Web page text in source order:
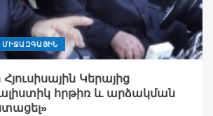
ՄԻՋԱԶԳԱՅԻՆ
Կերայից
հրթիռ և արձակման